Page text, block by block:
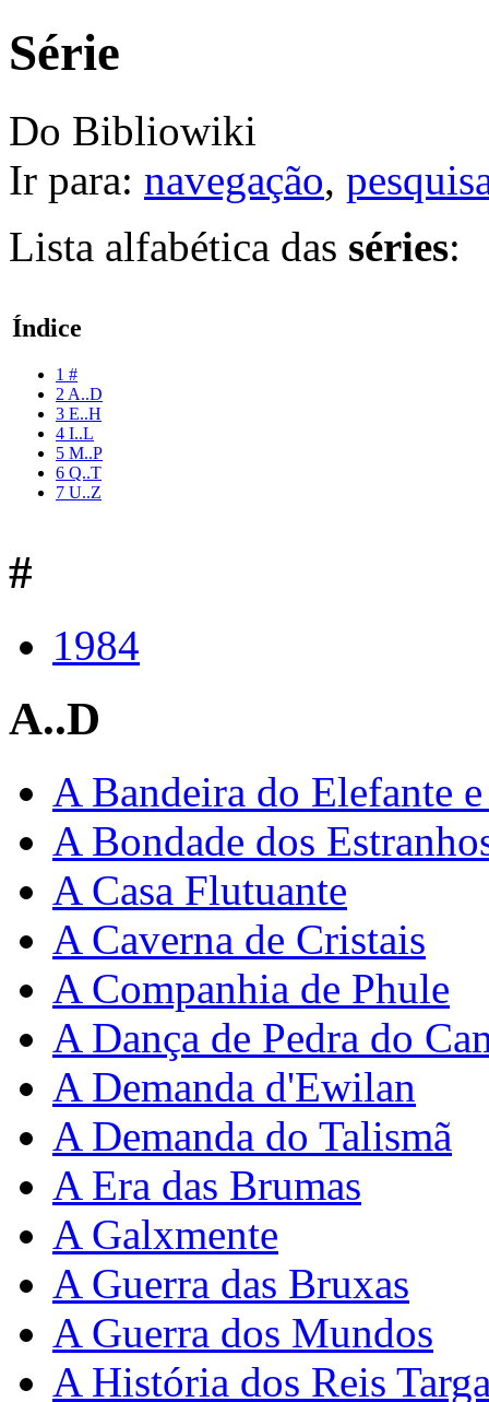
Série
Do Bibliowiki
Ir para: navegação,
Lista alfabética das séries:
Índice
1 #
2 A..D
3 E..H
4 I..L
5 M..P
6 Q..T
7 U..Z
#
1984
A..D
A Bandeira do Elefante
A Bondade dos
A Casa Flutuante
A Caverna de Cristais
A Companhia de Phule
A Dança de Pedra do
A Demanda d'Ewilan
A Demanda do Talismã
A Era das Brumas
A Galxmente
A Guerra das Bruxas
A Guerra dos Mundos
A História dos Reis